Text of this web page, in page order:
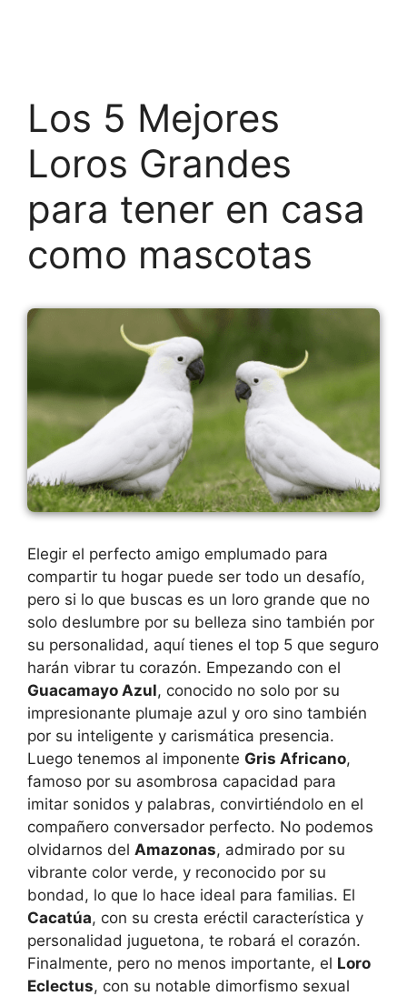
Los 5 Mejores
Loros Grandes
para tener en casa
como mascotas
Elegir el perfecto amigo emplumado para
compartir tu hogar puede ser todo un desafío,
pero si lo que buscas es un loro grande que no
solo deslumbre por su belleza sino también por
su personalidad, aquí tienes el top 5 que seguro
harán vibrar tu corazón. Empezando con el
Guacamayo Azul, conocido no solo por su
impresionante plumaje azul y oro sino también
por su inteligente y carismática presencia.
Luego tenemos al imponente Gris Africano,
famoso por su asombrosa capacidad para
imitar sonidos y palabras, convirtiéndolo en el
compañero conversador perfecto. No podemos
olvidarnos del Amazonas, admirado por su
vibrante color verde, y reconocido por su
bondad, lo que lo hace ideal para familias. El
Cacatúa, con su cresta eréctil característica y
personalidad juguetona, te robará el corazón.
Finalmente, pero no menos importante, el Loro
Eclectus, con su notable dimorfismo sexual